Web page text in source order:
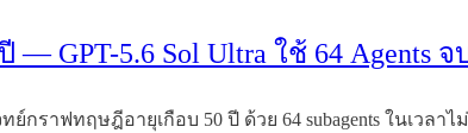
5.6 Sol Ultra ใช้ 64 Agents จ
จทย์กราฟทฤษฎีอายุเกือบ 50 ปี ด้วย 64 subagents ใน